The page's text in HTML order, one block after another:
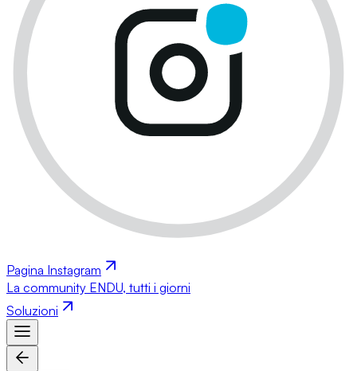
Pagina Instagram
La community ENDU, tutti i giorni
Soluzioni